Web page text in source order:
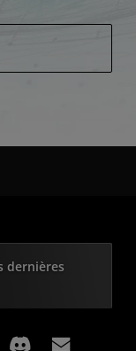
dernières
Facebook